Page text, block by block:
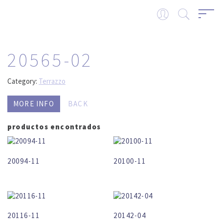
20565-02
Category: Terrazzo
MORE INFO BACK
productos encontrados
20094-11 20100-11
20116-11 20142-04